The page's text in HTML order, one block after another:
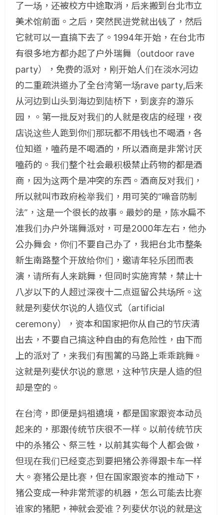
了一场，还被校方中途取消，后来搬到台北市立
美术馆前面。之后，突然民进党就出钱了，然后
它就可以一直搞下去了。1994年开始，在台北市
有很多地方都办起了户外瑞舞（outdoor rave
party），免费的派对，刚开始人们在淡水河边
的二重疏洪道办了全台湾第一场rave party,后来
从河边到山头到海边到陆桥下，到废弃的游乐
园，。第一批反对我们的人就是夜店的经理，夜
店说这些人跑到你们那玩都不用钱也不喝酒，各
位知道，嗑药是不喝酒的，所以酒商是非常讨厌
嗑药的。我们整个社会最积极禁止药物的都是酒
商，因为这两个是冲突的东西。酒商反对我们，
所以就叫市政府检举我们，用可笑的“噪音防制
法”，这是一个很长的故事。最妙的是，陈水扁不
准我们办户外瑞舞派对，可是2000年左右，他办
公办舞会，你们不要自己办了，我把台北市整条
新生南路整个开放给你们，邀请年轻乐团而表
演，请所有人来跳舞，但同时实施宵禁，禁止十
八岁以下的人超过深夜十二点逗留公共场所。这
就是列斐伏尔说的人造仪式（artificial
ceremony），资本和国家把你从自己的节庆清
出去，不要自己搞这种自由的有危险性，由下而
上的派对了，来我们有围篱的马路上乖乖跳舞。
这就是列斐伏尔说的意思，这种节庆是人造的但
却是空的。
在台湾，即便是妈祖遶境，都是国家跟资本动员
起来的，那跟传统节庆很不一样。以前传统节庆
中的杀猪公、祭三牲，以前其实每个人都会做，
但现在我们已经变态到要把猪公养得跟卡车一样
大。赛猪公是比赛，但在国家跟资本的推动下，
猪公变成一种非常荒谬的机器，怎么可能去比赛
谁家的猪肥，神就会爱谁？列斐伏尔说的就是这